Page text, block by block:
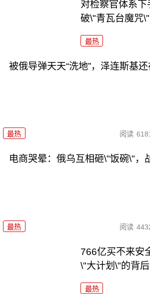
对检察官体系
破\"青瓦台魔咒\"
最热
被俄导弹天天“洗地”，泽连斯基还
最热 阅读
电商哭晕：俄乌互相砸\"饭碗\"，
最热 阅读
766亿买不来安
\"大计划\"的背后
最热